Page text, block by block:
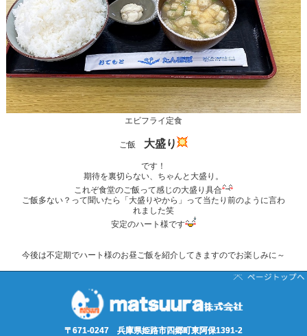
エビフライ定食
ご飯 大盛り
です！
期待を裏切らない、ちゃんと大盛り。
これぞ食堂のご飯って感じの大盛り具合
ご飯多ない？って聞いたら「大盛りやから」って当たり前のように言わ
れました笑
安定のハート様です
今後は不定期でハート様のお昼ご飯を紹介してきますのでお楽しみに～
〒671-0247 兵庫県姫路市四郷町東阿保1391-2